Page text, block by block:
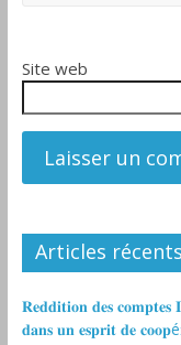
Site web
Articles récents
𝐑𝐞𝐝𝐝𝐢𝐭𝐢𝐨𝐧 𝐝𝐞𝐬
𝐝𝐚𝐧𝐬 𝐮𝐧 𝐞𝐬𝐩𝐫𝐢𝐭 𝐝𝐞